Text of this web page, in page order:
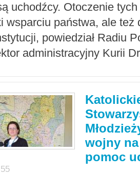
uchodźcy. Otoczenie
wsparciu państwa, ale też
powiedział Radiu
administracyjny Kurii
wojny
pomoc